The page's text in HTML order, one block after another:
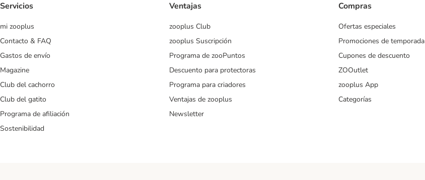
Servicios
mi zooplus
Contacto & FAQ
Gastos de envío
Magazine
Club del cachorro
Club del gatito
Programa de afiliación
Sostenibilidad
Ventajas
zooplus Club
zooplus Suscripción
Programa de zooPuntos
Descuento para protectoras
Programa para criadores
Ventajas de zooplus
Newsletter
Compras
Ofertas especiales
Promociones de temporada
Cupones de descuento
ZOOutlet
zooplus App
Categorías